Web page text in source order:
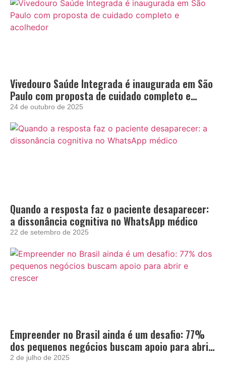
Vivedouro Saúde Integrada é inaugurada em São
Paulo com proposta de cuidado completo e
acolhedor
24 de outubro de 2025
Quando a resposta faz o paciente desaparecer:
a dissonância cognitiva no WhatsApp médico
22 de setembro de 2025
Empreender no Brasil ainda é um desafio: 77%
dos pequenos negócios buscam apoio para abrir
e crescer
2 de julho de 2025